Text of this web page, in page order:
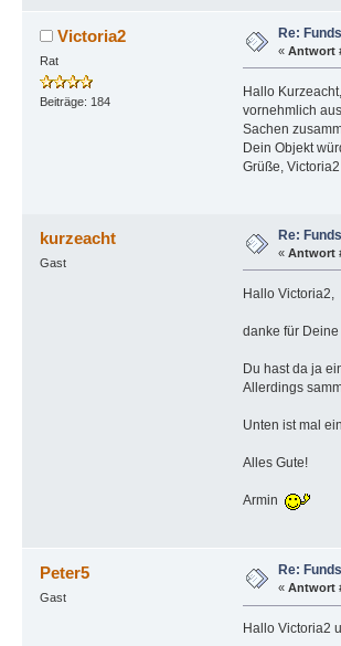
Victoria2
Rat
Beiträge: 184
Re:
« Antwort
Hallo
vornehmlich
Sachen
Dein Objekt
Grüße, Victoria2
kurzeacht
Gast
Re:
« Antwort
Hallo Victoria2,
danke für
Du hast da ja
Allerdings
Unten ist mal
Alles Gute!
Armin
Peter5
Gast
Re:
« Antwort
Hallo Victoria2